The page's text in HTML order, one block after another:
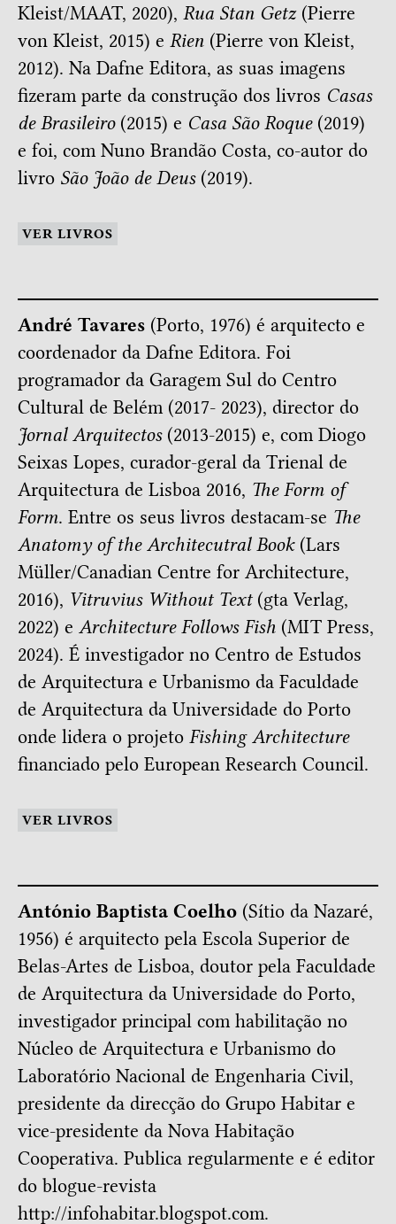
Kleist/MAAT, 2020), Rua Stan Getz(Pierre
von Kleist, 2015) e Rien (Pierre von Kleist,
2012). Na Dafne Editora, as suas imagens
fizeram parte da construção dos livros Casas
de Brasileiro(2015) e Casa São Roque(2019)
e foi, com Nuno Brandão Costa, co-autor do
livro São João de Deus(2019).
VER LIVROS
André Tavares (Porto, 1976) é arquitecto e
coordenador da Dafne Editora. Foi
programador da Garagem Sul do Centro
Cultural de Belém (2017- 2023), director do
Jornal Arquitectos (2013-2015) e, com Diogo
Seixas Lopes, curador-geral da Trienal de
Arquitectura de Lisboa 2016, The Form of
Form. Entre os seus livros destacam-se The
Anatomy of the Architecutral Book(Lars
Müller/Canadian Centre for Architecture,
2016), Vitruvius Without Text (gta Verlag,
2022) e Architecture Follows Fish (MIT Press,
2024). É investigador no Centro de Estudos
de Arquitectura e Urbanismo da Faculdade
de Arquitectura da Universidade do Porto
onde lidera o projeto Fishing Architecture
financiado pelo European Research Council.
VER LIVROS
António Baptista Coelho (Sítio da Nazaré,
1956) é arquitecto pela Escola Superior de
Belas-Artes de Lisboa, doutor pela Faculdade
de Arquitectura da Universidade do Porto,
investigador principal com habilitação no
Núcleo de Arquitectura e Urbanismo do
Laboratório Nacional de Engenharia Civil,
presidente da direcção do Grupo Habitar e
vice-presidente da Nova Habitação
Cooperativa. Publica regularmente e é editor
do blogue-revista
http://infohabitar.blogspot.com.